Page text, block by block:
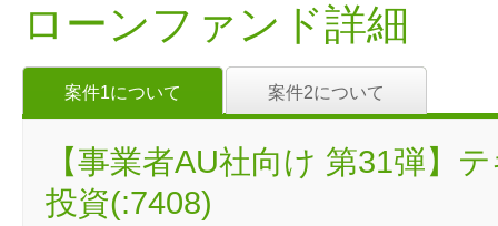
ローンファンド詳細
案件1について 案件2について
【事業者AU社向け 第31弾】
投資(:7408)